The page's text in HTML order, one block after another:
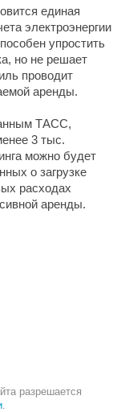
единая
электроэнергии
упростить
но не решает
проводит
аренды.
ТАСС,
3 тыс.
можно будет
о загрузке
расходах
аренды.
разрешается